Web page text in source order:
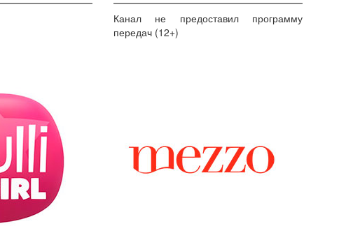
Канал не предоставил программу
передач (12+)